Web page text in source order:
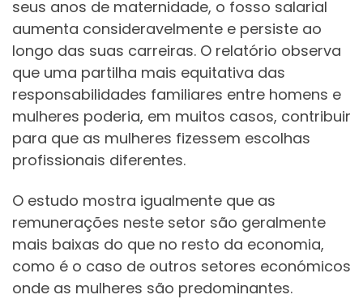
seus anos de maternidade, o fosso salarial
aumenta consideravelmente e persiste ao
longo das suas carreiras. O relatório observa
que uma partilha mais equitativa das
responsabilidades familiares entre homens e
mulheres poderia, em muitos casos, contribuir
para que as mulheres fizessem escolhas
profissionais diferentes.
O estudo mostra igualmente que as
remunerações neste setor são geralmente
mais baixas do que no resto da economia,
como é o caso de outros setores económicos
onde as mulheres são predominantes.